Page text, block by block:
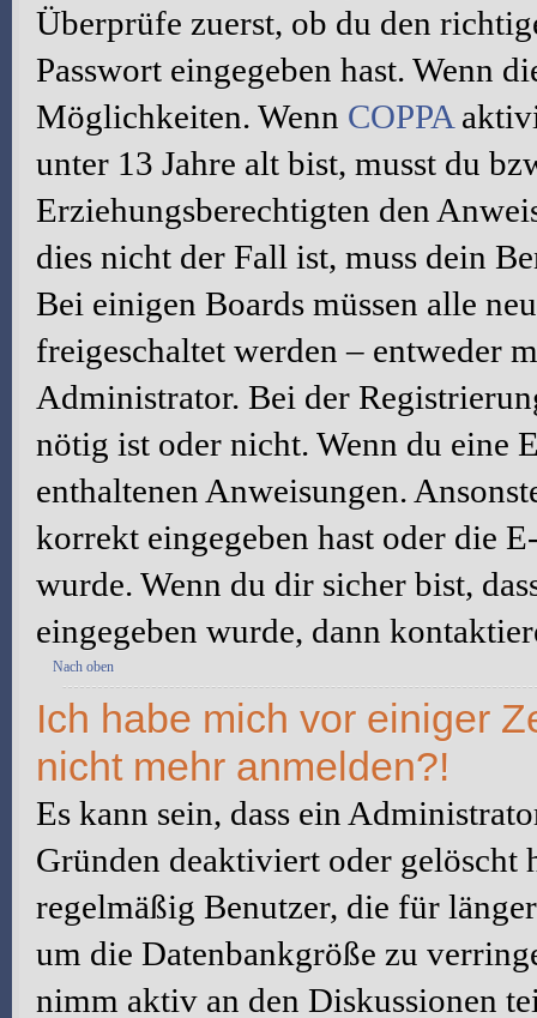
Überprüfe zuerst, ob du den
Passwort eingegeben hast. Wenn
Möglichkeiten. Wenn COPPA
unter 13 Jahre alt bist, musst du
Erziehungsberechtigten den
dies nicht der Fall ist, muss dein
Bei einigen Boards müssen alle
freigeschaltet werden – entweder
Administrator. Bei der
nötig ist oder nicht. Wenn du eine
enthaltenen Anweisungen.
korrekt eingegeben hast oder die
wurde. Wenn du dir sicher bist,
eingegeben wurde, dann
Nach oben
Ich habe mich vor einiger
nicht mehr anmelden?!
Es kann sein, dass ein
Gründen deaktiviert oder gelöscht
regelmäßig Benutzer, die für
um die Datenbankgröße zu
nimm aktiv an den Diskussionen